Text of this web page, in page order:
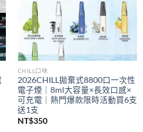
CHILL口味
2026CHILL拋棄式8800口一次性
電子煙｜8ml大容量×長效口感×
可充電｜熱門爆款限時活動買6支
送1支
NT$350